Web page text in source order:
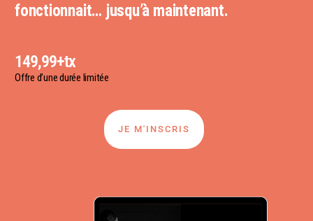
fonctionnait… jusqu’à maintenant.
149,99+tx
Offre d’une durée limitée
JE M'INSCRIS